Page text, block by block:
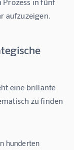
aufzuzeigen.
eine brillante
zu finden
hunderten